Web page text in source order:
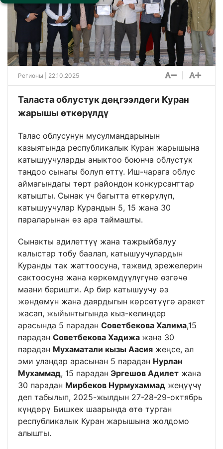
Регионы | 22.10.2025
Таласта облустук деңгээлдеги Куран
жарышы өткөрүлдү
Талас облусунун мусулмандарынын
казыятында республикалык Куран жарышына
катышуучуларды аныктоо боюнча облустук
тандоо сынагы болуп өттү. Иш-чарага облус
аймагындагы төрт райондон конкурсанттар
катышты. Сынак үч багытта өткөрүлүп,
катышуучулар Курандын 5, 15 жана 30
параларынан өз ара таймашты.
Сынакты адилеттүү жана тажрыйбалуу
калыстар тобу баалап, катышуучулардын
Куранды так жаттоосуна, тажвид эрежелерин
сактоосуна жана көркөмдүүлүгүнө өзгөчө
маани беришти. Ар бир катышуучу өз
жөндөмүн жана даярдыгын көрсөтүүгө аракет
жасап, жыйынтыгында кыз-келиндер
арасында 5 парадан Советбекова Халима,15
парадан Советбекова Хадижа жана 30
парадан Мухаматали кызы Аасия жеңсе, ал
эми уландар арасынан 5 парадан Нурлан
Мухаммад, 15 парадан Эргешов Адилет жана
30 парадан Мирбеков Нурмухаммад жеңүүчү
деп табылып, 2025-жылдын 27-28-29-октябрь
күндөрү Бишкек шаарында өтө турган
республикалык Куран жарышына жолдомо
алышты.